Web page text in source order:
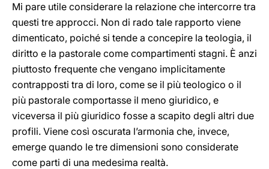
Mi pare utile considerare la relazione che intercorre tra
questi tre approcci. Non di rado tale rapporto viene
dimenticato, poiché si tende a concepire la teologia, il
diritto e la pastorale come compartimenti stagni. È anzi
piuttosto frequente che vengano implicitamente
contrapposti tra di loro, come se il più teologico o il
più pastorale comportasse il meno giuridico, e
viceversa il più giuridico fosse a scapito degli altri due
profili. Viene così oscurata l’armonia che, invece,
emerge quando le tre dimensioni sono considerate
come parti di una medesima realtà.